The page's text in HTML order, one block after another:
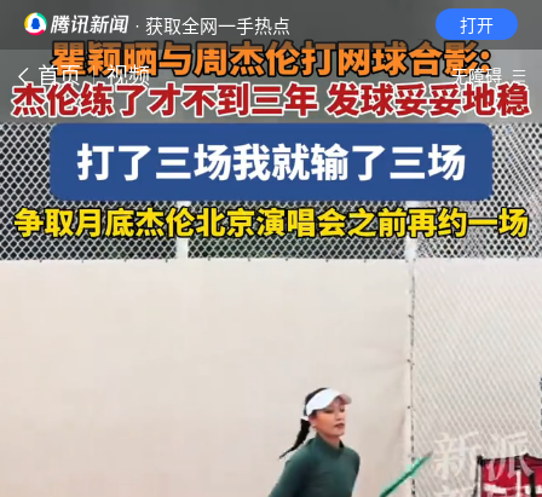
· 获取全网一手热点 打开
首页 视频 无障碍